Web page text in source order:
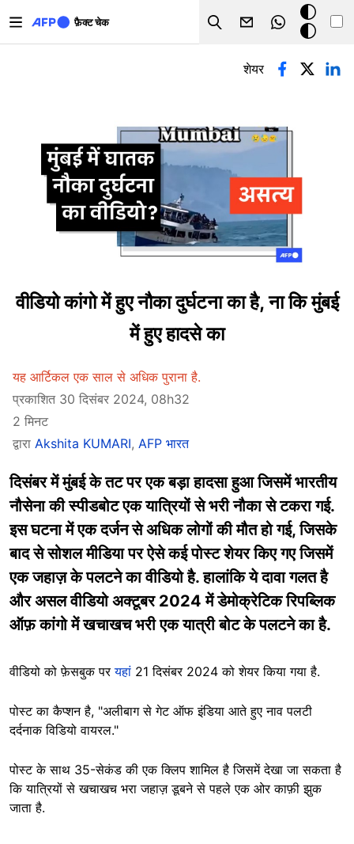
फ़ैक्ट चेक
Search
डार्क
मोड
प्राथमिक टैब्स
शेयर
वीडियो कांगो में हुए नौका दुर्घटना का है, ना कि मुंबई
में हुए हादसे का
यह आर्टिकल एक साल से अधिक पुराना है.
प्रकाशित 30 दिसंबर 2024, 08h32
2 मिनट
द्वारा Akshita KUMARI, AFP भारत
दिसंबर में मुंबई के तट पर एक बड़ा हादसा हुआ जिसमें भारतीय
नौसेना की स्पीडबोट एक यात्रियों से भरी नौका से टकरा गई.
इस घटना में एक दर्जन से अधिक लोगों की मौत हो गई, जिसके
बाद से सोशल मीडिया पर ऐसे कई पोस्ट शेयर किए गए जिसमें
एक जहाज़ के पलटने का वीडियो है. हालांकि ये दावा गलत है
और असल वीडियो अक्टूबर 2024 में डेमोक्रेटिक रिपब्लिक
ऑफ़ कांगो में खचाखच भरी एक यात्री बोट के पलटने का है.
वीडियो को फ़ेसबुक परयहां 21 दिसंबर 2024 को शेयर किया गया है.
पोस्ट का कैप्शन है, "अलीबाग से गेट ऑफ इंडिया आते हुए नाव पलटी
दर्दनाक विडियो वायरल."
पोस्ट के साथ 35-सेकंड की एक क्लिप शामिल है जिसमें देखा जा सकता है
कि यात्रियों से खचाखच भरा जहाज़ डूबने से पहले एक ओर काफ़ी झुक
जाता है.